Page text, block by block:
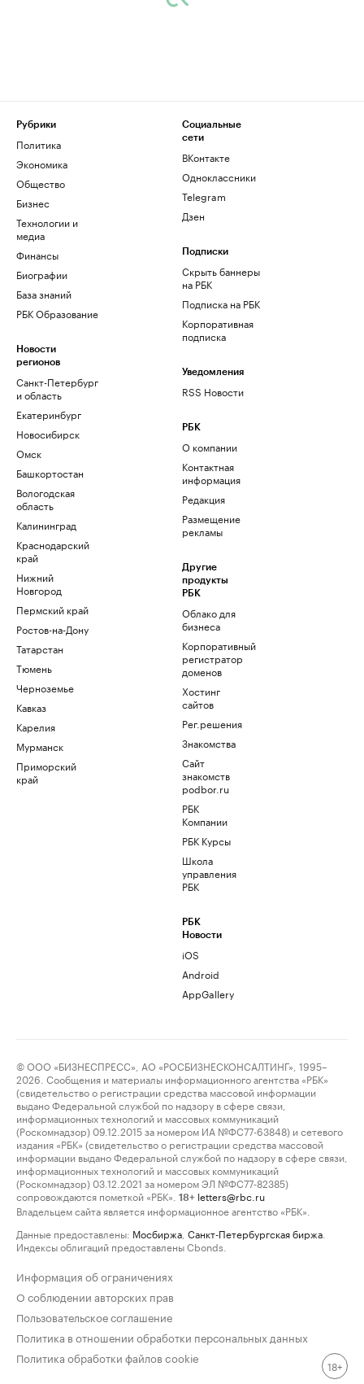
Рубрики
Политика
Экономика
Общество
Бизнес
Технологии и
медиа
Финансы
Биографии
База знаний
РБК Образование
Новости
регионов
Санкт-Петербург
и область
Екатеринбург
Новосибирск
Омск
Башкортостан
Вологодская
область
Калининград
Краснодарский
край
Нижний
Новгород
Пермский край
Ростов-на-Дону
Татарстан
Тюмень
Черноземье
Кавказ
Карелия
Мурманск
Приморский
край
Социальные
сети
ВКонтакте
Одноклассники
Telegram
Дзен
Подписки
Скрыть баннеры
на РБК
Подписка на РБК
Корпоративная
подписка
Уведомления
RSS Новости
РБК
О компании
Контактная
информация
Редакция
Размещение
рекламы
Другие
продукты
РБК
Облако для
бизнеса
Корпоративный
регистратор
доменов
Хостинг
сайтов
Рег.решения
Знакомства
Сайт
знакомств
podbor.ru
РБК
Компании
РБК Курсы
Школа
управления
РБК
РБК
Новости
iOS
Android
AppGallery
© ООО «БИЗНЕСПРЕСС», АО «РОСБИЗНЕСКОНСАЛТИНГ», 1995–
2026. Сообщения и материалы информационного агентства «РБК»
(свидетельство о регистрации средства массовой информации
выдано Федеральной службой по надзору в сфере связи,
информационных технологий и массовых коммуникаций
(Роскомнадзор) 09.12.2015 за номером ИА №ФС77-63848) и сетевого
издания «РБК» (свидетельство о регистрации средства массовой
информации выдано Федеральной службой по надзору в сфере связи,
информационных технологий и массовых коммуникаций
(Роскомнадзор) 03.12.2021 за номером ЭЛ №ФС77-82385)
сопровождаются пометкой «РБК».
18+ letters@rbc.ru
Владельцем сайта является информационное агентство «РБК».
Данные предоставлены: Мосбиржа Санкт-Петербургская биржа
Индексы облигаций предоставлены Cbonds.
Информация об ограничениях
О соблюдении авторских прав
Пользовательское соглашение
Политика в отношении обработки персональных данных
Политика обработки файлов cookie
18+